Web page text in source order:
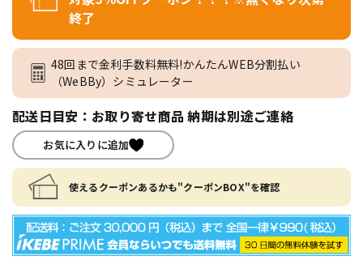
終了
48回まで金利手数料無料!かんたんWEB分割払い
（WeBBy）シミュレーター
配送日目安：お取り寄せ商品 納期は別途ご連絡
お気に入りに追加
使えるクーポンあるかも"クーポンBOX"を確認